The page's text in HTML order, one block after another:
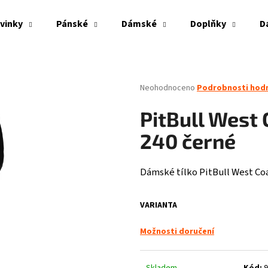
Pánské Dámské Doplňky
Průměrné
produktu
je
0,0
z
hvězdiček.
Neohodnoceno Podrobnosti
PitBull West
240 černé
Dámské tílko PitBull West
VARIANTA
Možnosti doručení
HLEDAT